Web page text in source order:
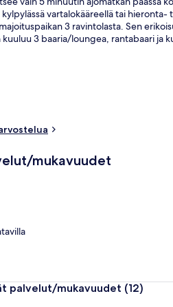
vartalokääreellä tai hieronta-
3 ravintolasta. Sen
3 baaria/loungea, rantabaari ja
mukavuudet
palvelut/mukavuudet (12)